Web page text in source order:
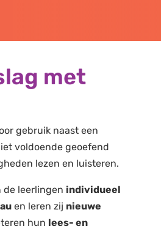
met
gebruik naast een
voldoende geoefend
lezen en luisteren.
de leerlingen individueel
en leren zij nieuwe
hun lees- en